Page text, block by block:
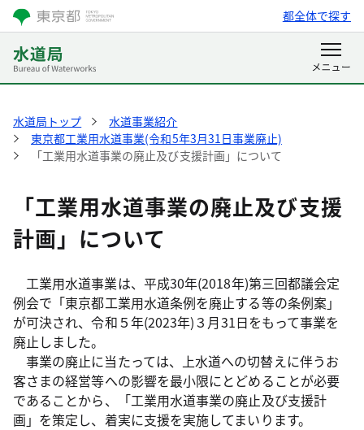
都全体で探す
水道局トップ
水道事業紹介
東京都工業用水道事業(令和5年3月31日事業廃止)
「工業用水道事業の廃止及び支援計画」について
「工業用水道事業の廃止及び支援
計画」について
工業用水道事業は、平成30年(2018年)第三回都議会定
例会で「東京都工業用水道条例を廃止する等の条例案」
が可決され、令和５年(2023年)３月31日をもって事業を
廃止しました。
事業の廃止に当たっては、上水道への切替えに伴うお
客さまの経営等への影響を最小限にとどめることが必要
であることから、「工業用水道事業の廃止及び支援計
画」を策定し、着実に支援を実施してまいります。